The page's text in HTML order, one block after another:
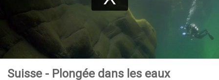
Suisse - Plongée dans les eaux